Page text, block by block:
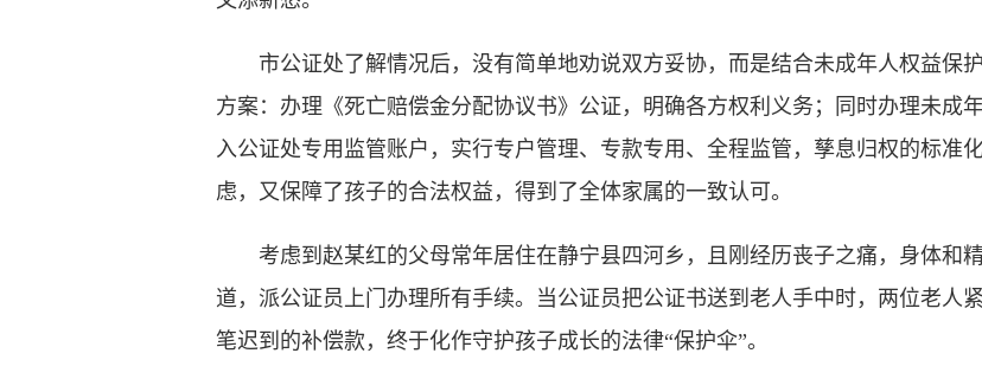
市公证处了解情况后，没有简单地劝说双方妥协，而是结合未成年人权益保
方案：办理《死亡赔偿金分配协议书》公证，明确各方权利义务；同时办理未成
入公证处专用监管账户，实行专户管理、专款专用、全程监管，孳息归权的标准
虑，又保障了孩子的合法权益，得到了全体家属的一致认可。
考虑到赵某红的父母常年居住在静宁县四河乡，且刚经历丧子之痛，身体和
道，派公证员上门办理所有手续。当公证员把公证书送到老人手中时，两位老人
笔迟到的补偿款，终于化作守护孩子成长的法律“保护伞”。